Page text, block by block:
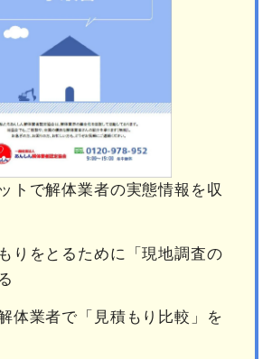
トで解体業者の実態情報を収
りをとるために「現地調査の
体業者で「見積もり比較」を